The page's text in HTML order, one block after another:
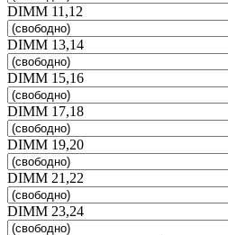
DIMM 11,12
DIMM 13,14
DIMM 15,16
DIMM 17,18
DIMM 19,20
DIMM 21,22
DIMM 23,24